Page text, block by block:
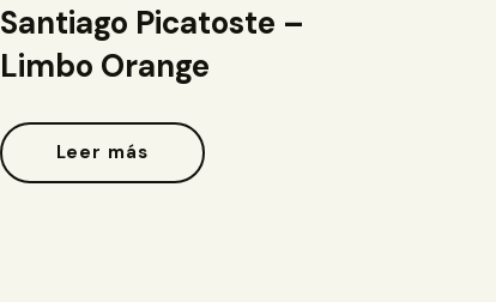
Santiago Picatoste –
Limbo Orange
Leer más